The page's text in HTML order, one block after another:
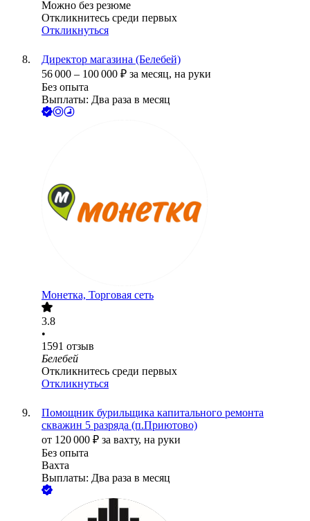
Можно без резюме
Откликнитесь среди первых
Откликнуться
Директор магазина (Белебей)
56 000 – 100 000 ₽ за месяц, на руки
Без опыта
Выплаты: Два раза в месяц
Монетка, Торговая сеть
3.8
•
1591 отзыв
Белебей
Откликнитесь среди первых
Откликнуться
Помощник бурильщика капитального ремонта
скважин 5 разряда (п.Приютово)
от 120 000 ₽ за вахту, на руки
Без опыта
Вахта
Выплаты: Два раза в месяц